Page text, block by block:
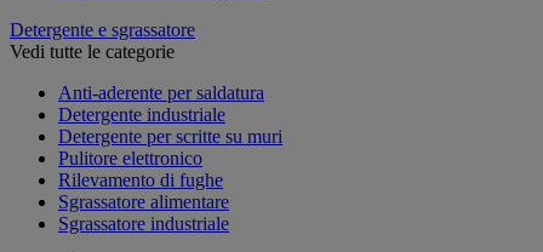
Detergente e sgrassatore
Vedi tutte le categorie
Anti-aderente per saldatura
Detergente industriale
Detergente per scritte su muri
Pulitore elettronico
Rilevamento di fughe
Sgrassatore alimentare
Sgrassatore industriale